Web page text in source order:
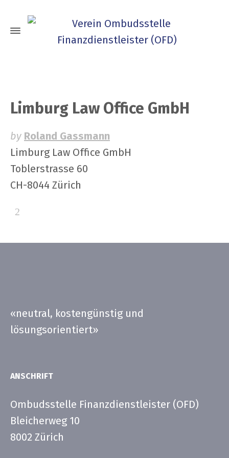
Limburg Law Office GmbH
by Roland Gassmann
Limburg Law Office GmbH
Toblerstrasse 60
CH-8044 Zürich
«neutral, kostengünstig und
lösungsorientiert»
ANSCHRIFT
Ombudsstelle Finanzdienstleister (OFD)
Bleicherweg 10
8002 Zürich